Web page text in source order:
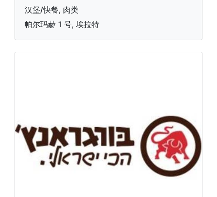
汉堡/快餐, 肉类
帕尔玛赫 1 号, 埃拉特